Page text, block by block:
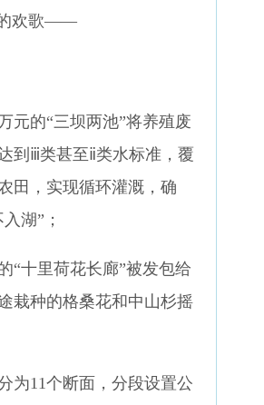
的欢歌——
元的“三坝两池”将养殖废
到ⅲ类甚至ⅱ类水标准，覆
田，实现循环灌溉，确
湖”；
“十里荷花长廊”被发包给
栽种的格桑花和中山杉摇
为11个断面，分段设置公